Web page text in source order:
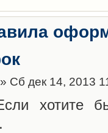
» Сб дек 14, 2013
хотите